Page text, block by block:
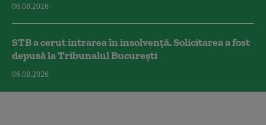
06.08.2026
STB a cerut intrarea în insolvență. Solicitarea a fost
depusă la Tribunalul București
06.08.2026